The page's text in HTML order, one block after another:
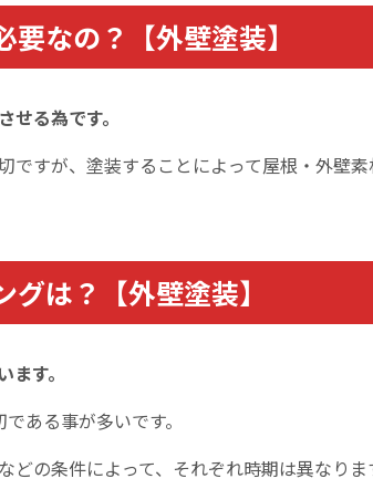
なの？【外壁塗装】
せる為です。
ですが、塗装することによって屋根・外壁
は？【外壁塗装】
す。
ある事が多いです。
どの条件によって、それぞれ時期は異なりま